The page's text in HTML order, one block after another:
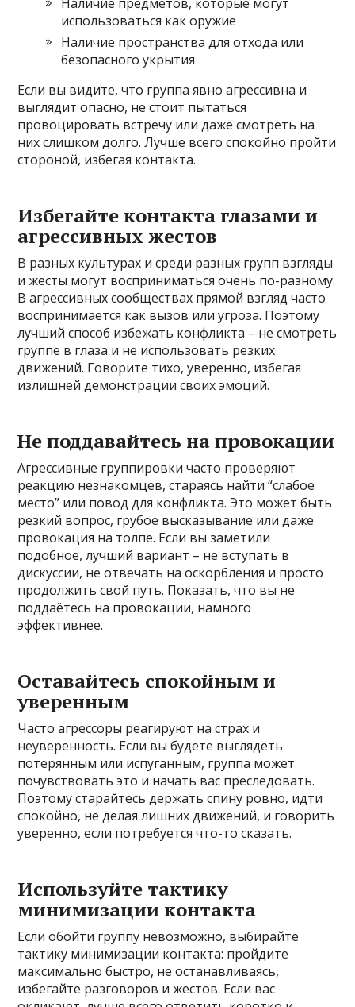
использоваться как оружие
Наличие пространства для отхода или
безопасного укрытия
Если вы видите, что группа явно агрессивна и
выглядит опасно, не стоит пытаться
провоцировать встречу или даже смотреть на
них слишком долго. Лучше всего спокойно пройти
стороной, избегая контакта.
Избегайте контакта глазами и
агрессивных жестов
В разных культурах и среди разных групп взгляды
и жесты могут восприниматься очень по-разному.
В агрессивных сообществах прямой взгляд часто
воспринимается как вызов или угроза. Поэтому
лучший способ избежать конфликта – не смотреть
группе в глаза и не использовать резких
движений. Говорите тихо, уверенно, избегая
излишней демонстрации своих эмоций.
Не поддавайтесь на провокации
Агрессивные группировки часто проверяют
реакцию незнакомцев, стараясь найти “слабое
место” или повод для конфликта. Это может быть
резкий вопрос, грубое высказывание или даже
провокация на толпе. Если вы заметили
подобное, лучший вариант – не вступать в
дискуссии, не отвечать на оскорбления и просто
продолжить свой путь. Показать, что вы не
поддаётесь на провокации, намного
эффективнее.
Оставайтесь спокойным и
уверенным
Часто агрессоры реагируют на страх и
неуверенность. Если вы будете выглядеть
потерянным или испуганным, группа может
почувствовать это и начать вас преследовать.
Поэтому старайтесь держать спину ровно, идти
спокойно, не делая лишних движений, и говорить
уверенно, если потребуется что-то сказать.
Используйте тактику
минимизации контакта
Если обойти группу невозможно, выбирайте
тактику минимизации контакта: пройдите
максимально быстро, не останавливаясь,
избегайте разговоров и жестов. Если вас